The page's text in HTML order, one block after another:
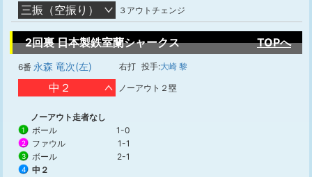
三振（空振り） ３アウトチェンジ
2回裏 日本製鉄室蘭シャークス TOPへ
6番 永森 竜次(左) 右打 投手:大崎 黎
中２ ノーアウト２塁
ノーアウト走者なし
1 ボール 1-0
2 ファウル 1-1
3 ボール 2-1
4
中２